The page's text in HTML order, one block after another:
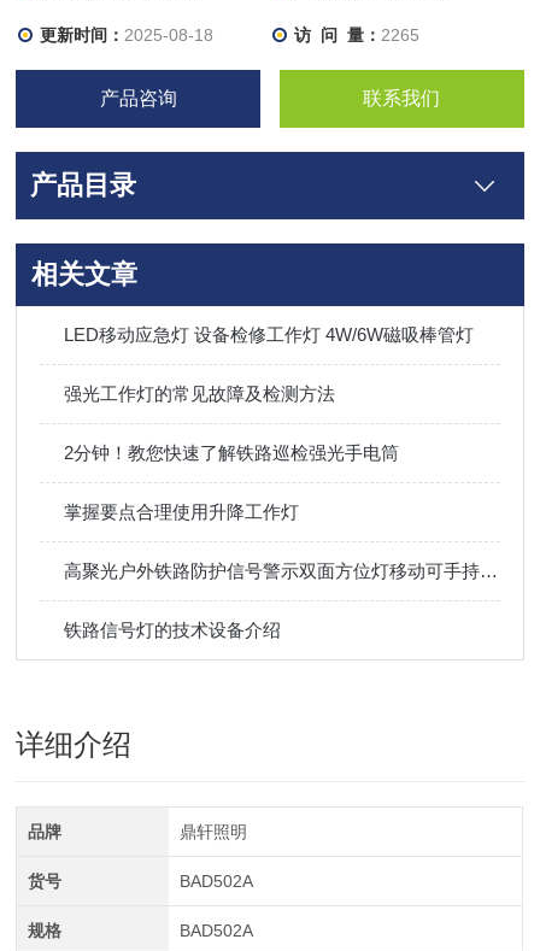
更新时间： 2025-08-18 访 问 量： 2265
产品咨询 联系我们
产品目录
相关文章
LED移动应急灯 设备检修工作灯 4W/6W磁吸棒管灯
强光工作灯的常见故障及检测方法
2分钟！教您快速了解铁路巡检强光手电筒
掌握要点合理使用升降工作灯
高聚光户外铁路防护信号警示双面方位灯移动可手持伸缩底部磁吸
铁路信号灯的技术设备介绍
详细介绍
品牌 鼎轩照明
货号 BAD502A
规格 BAD502A